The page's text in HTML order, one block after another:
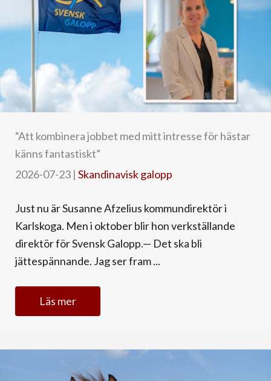
“Att kombinera jobbet med mitt intresse för hästar
känns fantastiskt”
2026-07-23 | Skandinavisk galopp
Just nu är Susanne Afzelius kommundirektör i
Karlskoga. Men i oktober blir hon verkställande
direktör för Svensk Galopp.— Det ska bli
jättespännande. Jag ser fram ...
Läs mer